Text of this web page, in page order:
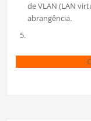
de VLAN (LAN
abrangência.